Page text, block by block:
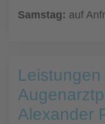
Samstag: auf
Leistungen
Alexander